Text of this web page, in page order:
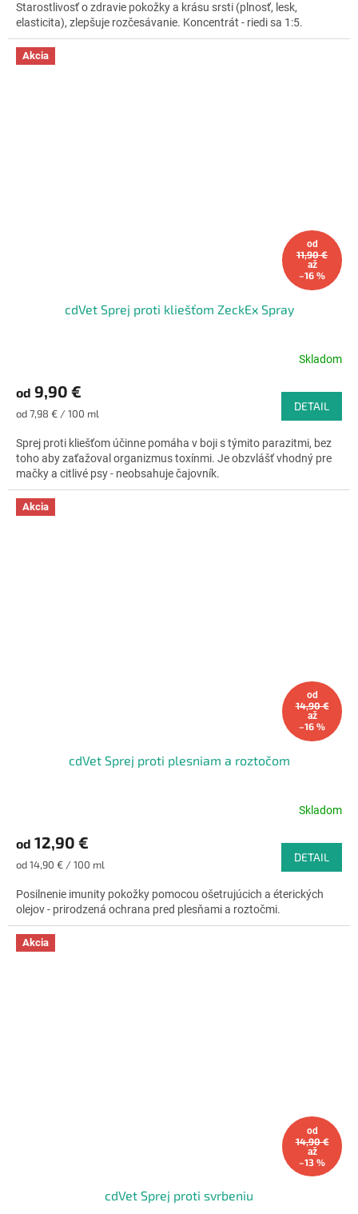
5
hviezdičiek.
Starostlivosť o zdravie pokožky a krásu srsti (plnosť, lesk,
elasticita), zlepšuje rozčesávanie. Koncentrát - riedi sa 1:5.
Akcia
od
11,90 €
až
–16 %
cdVet Sprej proti kliešťom ZeckEx Spray
produktu
4,7
z
5
hviezdičiek.
Skladom
od 9,90 €
Jednotková
od 7,98 € / 100 ml
DETAIL
Sprej proti kliešťom účinne pomáha v boji s týmito parazitmi, bez
toho aby zaťažoval organizmus toxínmi. Je obzvlášť vhodný pre
mačky a citlivé psy - neobsahuje čajovník.
Akcia
od
14,90 €
až
–16 %
cdVet Sprej proti plesniam a roztočom
produktu
4,6
z
hviezdičiek.
Skladom
od 12,90 €
Jednotková
od 14,90 € / 100 ml
DETAIL
Posilnenie imunity pokožky pomocou ošetrujúcich a éterických
olejov - prirodzená ochrana pred plesňami a roztočmi.
Akcia
od
14,90 €
až
–13 %
cdVet Sprej proti svrbeniu